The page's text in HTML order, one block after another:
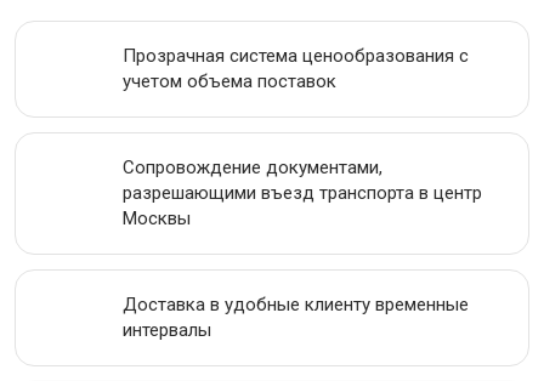
Прозрачная система ценообразования с
учетом объема поставок
Сопровождение документами,
разрешающими въезд транспорта в центр
Москвы
Доставка в удобные клиенту временные
интервалы